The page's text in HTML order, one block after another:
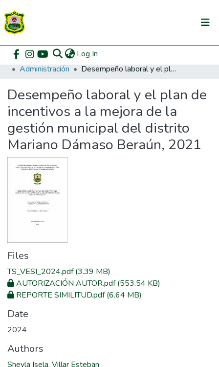
Log In
Communities & Collections
All of DSpace
DSpace Statistics
Home Pregrado
Administración
Desempeño laboral y el plan de incentivos a la mejora de la gestión municipal del distrito Mariano Dámaso Beraún, 2021
Desempeño laboral y el plan de
incentivos a la mejora de la
gestión municipal del distrito
Mariano Dámaso Beraún, 2021
Files
TS_VESI_2024.pdf(3.39 MB)
AUTORIZACIÓN AUTOR.pdf(553.54 KB)
REPORTE SIMILITUD.pdf(6.64 MB)
Date
2024
Authors
Sheyla Isela, Villar Esteban